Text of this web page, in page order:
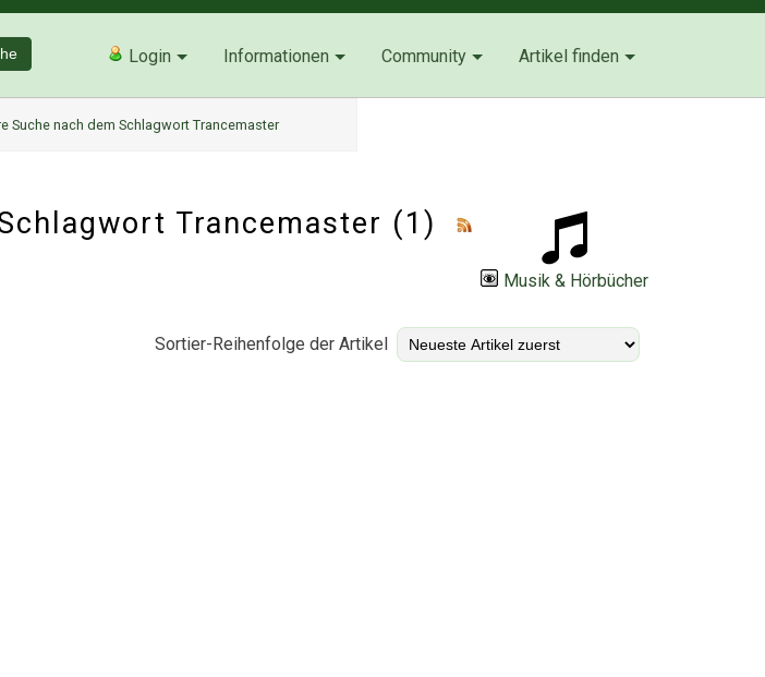
Login Informationen Community Artikel finden
Suche nach dem Schlagwort Trancemaster
Musik & Hörbücher
Trancemaster (1)
Sortier-Reihenfolge der Artikel